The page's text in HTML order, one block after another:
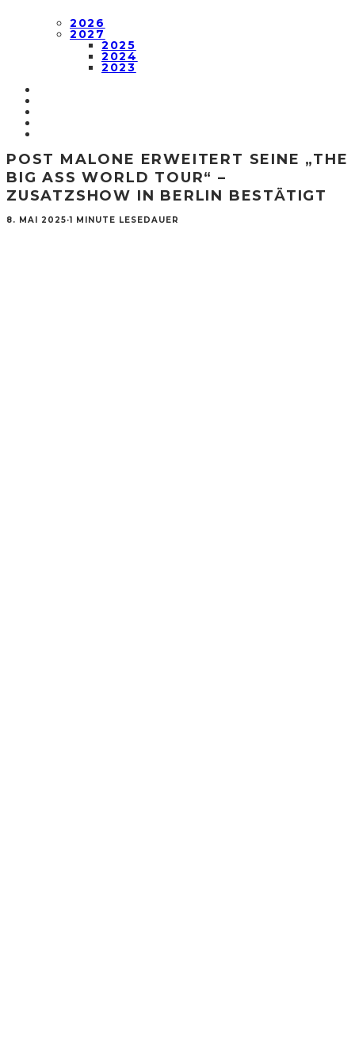
2026
2027
2025
2024
2023
POST MALONE ERWEITERT SEINE „THE
BIG ASS WORLD TOUR“ –
ZUSATZSHOW IN BERLIN BESTÄTIGT
8. MAI 2025·1 MINUTE LESEDAUER